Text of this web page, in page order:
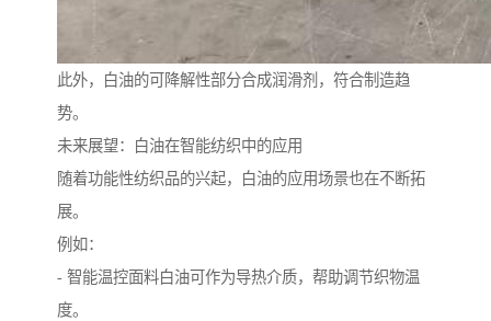
此外，白油的可降解性部分合成润滑剂，符合制造趋
势。
未来展望：白油在智能纺织中的应用
随着功能性纺织品的兴起，白油的应用场景也在不断拓
展。
例如：
- 智能温控面料白油可作为导热介质，帮助调节织物温
度。